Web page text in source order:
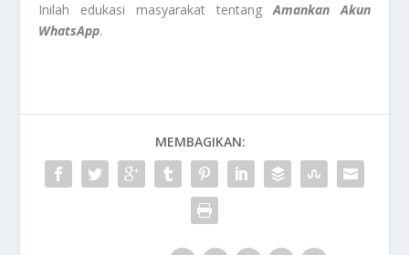
Inilah edukasi masyarakat tentangAmankan Akun
WhatsApp.
MEMBAGIKAN: